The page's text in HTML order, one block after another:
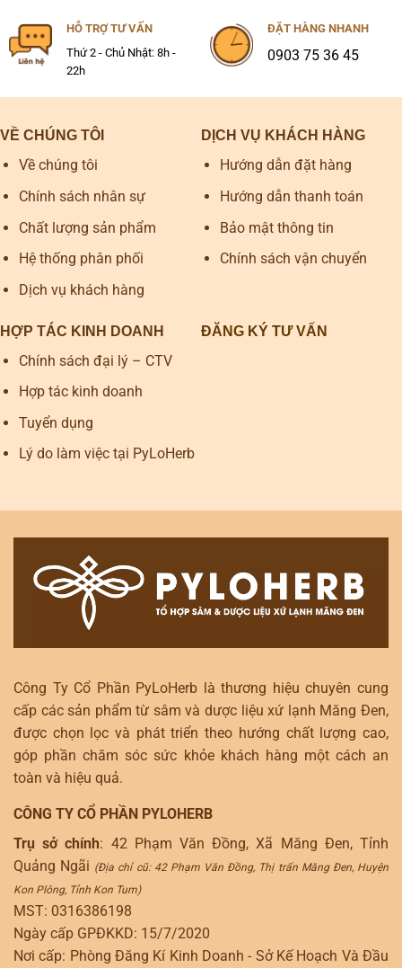
HỖ TRỢ TƯ VẤN
Thứ 2 - Chủ Nhật: 8h -
22h
ĐẶT HÀNG NHANH
0903 75 36 45
VỀ CHÚNG TÔI
Về chúng tôi
Chính sách nhân sự
Chất lượng sản phẩm
Hệ thống phân phối
Dịch vụ khách hàng
DỊCH VỤ KHÁCH HÀNG
Hướng dẫn đặt hàng
Hướng dẫn thanh toán
Bảo mật thông tin
Chính sách vận chuyển
HỢP TÁC KINH DOANH
Chính sách đại lý – CTV
Hợp tác kinh doanh
Tuyển dụng
Lý do làm việc tại PyLoHerb
ĐĂNG KÝ TƯ VẤN
Công Ty Cổ Phần PyLoHerb là thương hiệu chuyên cung
cấp các sản phẩm từ sâm và dược liệu xứ lạnh Măng Đen,
được chọn lọc và phát triển theo hướng chất lượng cao,
góp phần chăm sóc sức khỏe khách hàng một cách an
toàn và hiệu quả.
CÔNG TY CỔ PHẦN PYLOHERB
Trụ sở chính: 42 Phạm Văn Đồng, Xã Măng Đen, Tỉnh
Quảng Ngãi (Địa chỉ cũ: 42 Phạm Văn Đồng, Thị trấn Măng Đen, Huyện
Kon Plông, Tỉnh Kon Tum)
MST: 0316386198
Ngày cấp GPĐKKD: 15/7/2020
Nơi cấp: Phòng Đăng Kí Kinh Doanh - Sở Kế Hoạch Và Đầu